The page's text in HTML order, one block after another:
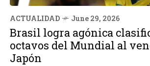
ACTUALIDAD June 29, 2026
Brasil logra agónica
octavos del Mundial al
Japón